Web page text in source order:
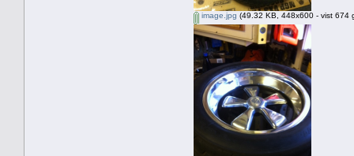
image.jpg (49.32 KB, 448x600 - vist 674